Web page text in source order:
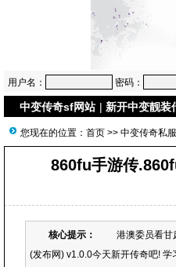
用户名： 密码：
中变传奇sf网站 | 新开中变靓装
您现在的位置： 首页 >> 中变传奇私服
860fu手游传
核心提示：
港澳委员看甘肃
(发布网) v1.0.0今天新开传奇吧!